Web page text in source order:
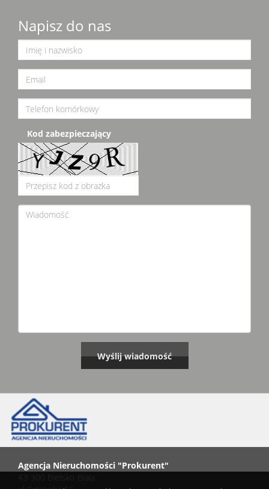
Napisz do nas
Kod zabezpieczający
Agencja Nieruchomości "Prokurent"
43-300 Bielsko-Biała